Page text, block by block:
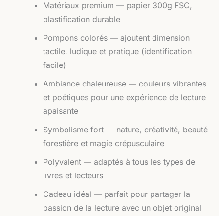
Matériaux premium — papier 300g FSC,
plastification durable
Pompons colorés — ajoutent dimension
tactile, ludique et pratique (identification
facile)
Ambiance chaleureuse — couleurs vibrantes
et poétiques pour une expérience de lecture
apaisante
Symbolisme fort — nature, créativité, beauté
forestière et magie crépusculaire
Polyvalent — adaptés à tous les types de
livres et lecteurs
Cadeau idéal — parfait pour partager la
passion de la lecture avec un objet original